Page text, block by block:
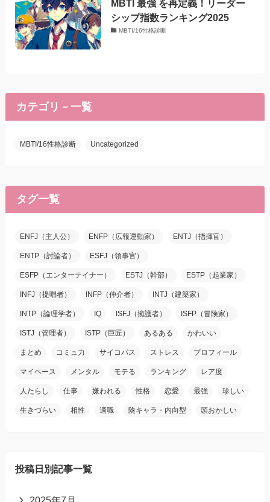
MBTI 最強 を再定義！リーダー
シップ指数ランキング2025
MBTI/16性格診断
カテゴリ－一覧
MBTI/16性格診断 Uncategorized
タグ一覧
ENFJ（主人公） ENFP（広報運動家） ENTJ（指揮官）
ENTP（討論者） ESFJ（領事官）
ESFP（エンターテイナー） ESTJ（幹部） ESTP（起業家）
INFJ（提唱者） INFP（仲介者） INTJ（建築家）
INTP（論理学者） IQ ISFJ（擁護者） ISFP（冒険家）
ISTJ（管理者） ISTP（巨匠） あるある かわいい
まとめ コミュ力 サイコパス ストレス プロフィール
マイペース メンタル モテる ランキング レア度
人たらし 仕事 嫌われる 性格 恋愛 最強 珍しい
生きづらい 相性 適職 陰キャラ・内向型 頭おかしい
投稿日別記事一覧